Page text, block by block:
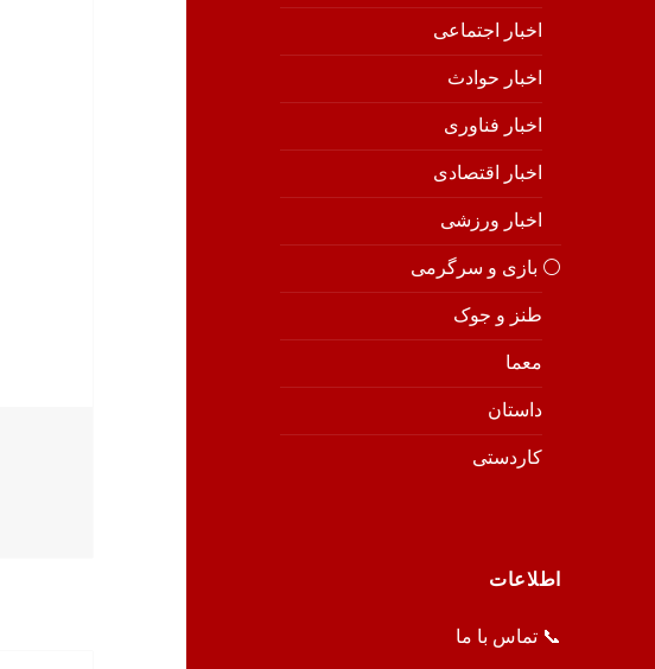
اخبار اجتماعی
اخبار حوادث
اخبار فناوری
اخبار اقتصادی
اخبار ورزشی
⚪️ بازی و سرگرمی
طنز و جوک
معما
داستان
کاردستی
اطلاعات
📞 تماس با ما